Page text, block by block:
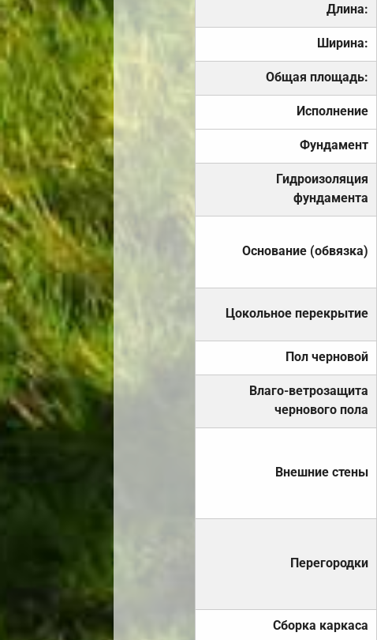
Длина:
Ширина:
Общая площадь:
Исполнение
Фундамент
Гидроизоляция
фундамента
Основание (обвязка)
Цокольное перекрытие
Пол черновой
Влаго-ветрозащита
чернового пола
Внешние стены
Перегородки
Сборка каркаса